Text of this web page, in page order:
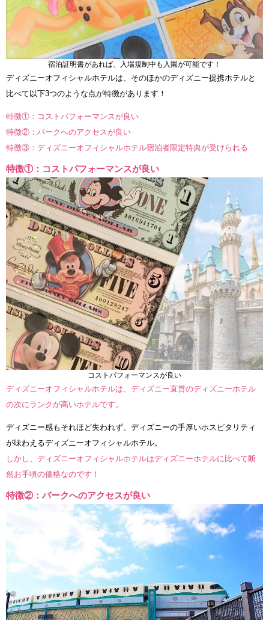
宿泊証明書があれば、入場規制中も入園が可能です！
ディズニーオフィシャルホテルは、そのほかのディズニー提携ホテルと
比べて以下3つのような点が特徴があります！
特徴①：コストパフォーマンスが良い
特徴②：パークへのアクセスが良い
特徴③：ディズニーオフィシャルホテル宿泊者限定特典が受けられる
特徴①：コストパフォーマンスが良い
コストパフォーマンスが良い
ディズニーオフィシャルホテルは、ディズニー直営のディズニーホテル
の次にランクが高いホテルです。
ディズニー感もそれほど失われず、ディズニーの手厚いホスピタリティ
が味わえるディズニーオフィシャルホテル。
しかし、ディズニーオフィシャルホテルはディズニーホテルに比べて断
然お手頃の価格なのです！
特徴②：パークへのアクセスが良い